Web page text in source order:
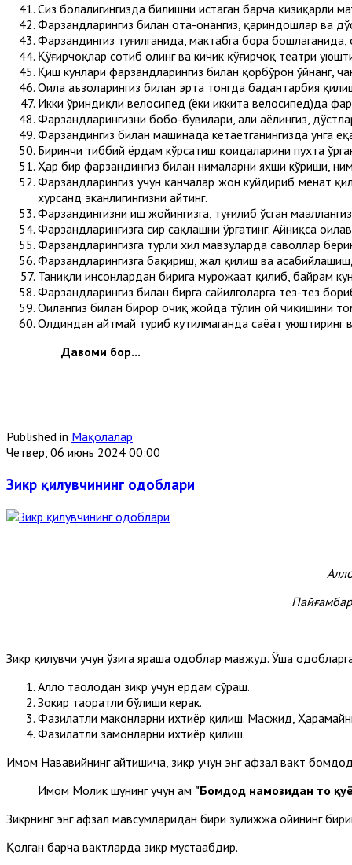
Сиз болалигингизда билишни истаган барча қизиқарли
Фарзандларингиз билан ота-онангиз, қариндошлар ва
Фарзандингиз туғилганида, мактабга бора
Қўғирчоқлар сотиб олинг ва кичик қўғирчоқ театри
Қиш кунлари фарзандларингиз билан қорбўрон ўйнанг,
Оила аъзоларингиз билан эрта тонгда бадантарбия
Икки ўриндиқли велосипед (ёки иккита велосипед)да
Фарзандларингизни бобо-бувилари, аҳли аёлингиз,
Фарзандингиз билан машинада кетаётганингизда унга
Биринчи тиббий ёрдам кўрсатиш қоидаларини пухта
Ҳар бир фарзандингиз билан нималарни яхши кўриши,
Фарзандларингиз учун қанчалар жон куйдириб меҳнат
хурсанд эканлигингизни айтинг.
Фарзандингизни иш жойингизга, туғилиб ўсган
Фарзандларингизга сир сақлашни ўргатинг. Айниқса
Фарзандларингизга турли хил мавзуларда саволлар
Фарзандларингизга бақириш, жаҳл қилиш ва
Таниқли инсонлардан бирига мурожаат қилиб, байрам
Фарзандларингиз билан бирга сайилгоҳларга тез-тез
Оилангиз билан бирор очиқ жойда тўлин ой чиқишини
Олдиндан айтмай туриб кутилмаганда саёҳат уюштиринг
Давоми бор...
Published in Мақолалар
Четвер, 06 июнь 2024 00:00
Зикр қилувчининг одоблари
Зикр қилувчи учун ўзига яраша одоблар мавжуд. Ўша
Аллоҳ таолодан зикр учун ёрдам сўраш.
Зокир таҳоратли бўлиши керак.
Фазилатли маконларни ихтиёр қилиш. Масжид,
Фазилатли замонларни ихтиёр қилиш.
Имом Нававийнинг айтишича, зикр учун энг афзал вақт
Имом Молик шунинг учун ҳам "Бомдод намозидан то
Зикрнинг энг афзал мавсумларидан бири зулҳижжа ойининг
Қолган барча вақтларда зикр мустаҳабдир.